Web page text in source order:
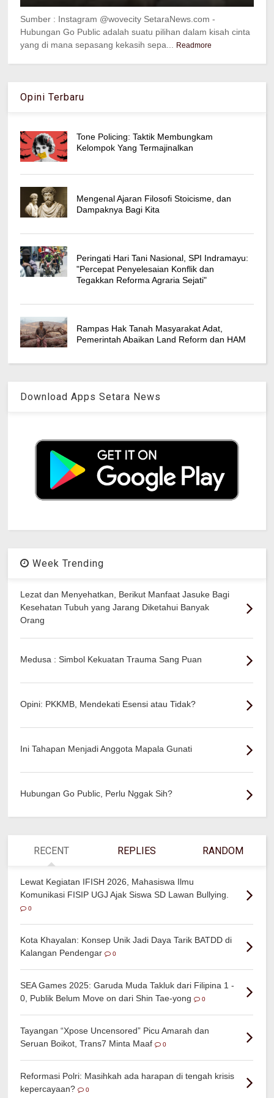
Sumber : Instagram @wovecity SetaraNews.com -
Hubungan Go Public adalah suatu pilihan dalam kisah cinta
yang di mana sepasang kekasih sepa...
Readmore
Opini Terbaru
Tone Policing: Taktik Membungkam
Kelompok Yang Termajinalkan
Mengenal Ajaran Filosofi Stoicisme, dan
Dampaknya Bagi Kita
Peringati Hari Tani Nasional, SPI Indramayu:
"Percepat Penyelesaian Konflik dan
Tegakkan Reforma Agraria Sejati"
Rampas Hak Tanah Masyarakat Adat,
Pemerintah Abaikan Land Reform dan HAM
Download Apps Setara News
Week Trending
Lezat dan Menyehatkan, Berikut Manfaat Jasuke Bagi
Kesehatan Tubuh yang Jarang Diketahui Banyak
Orang
Medusa : Simbol Kekuatan Trauma Sang Puan
Opini: PKKMB, Mendekati Esensi atau Tidak?
Ini Tahapan Menjadi Anggota Mapala Gunati
Hubungan Go Public, Perlu Nggak Sih?
RECENT REPLIES RANDOM
Lewat Kegiatan IFISH 2026, Mahasiswa Ilmu
Komunikasi FISIP UGJ Ajak Siswa SD Lawan Bullying.
0
Kota Khayalan: Konsep Unik Jadi Daya Tarik BATDD di
Kalangan Pendengar
0
SEA Games 2025: Garuda Muda Takluk dari Filipina 1 -
0, Publik Belum Move on dari Shin Tae-yong
0
Tayangan “Xpose Uncensored” Picu Amarah dan
Seruan Boikot, Trans7 Minta Maaf
0
Reformasi Polri: Masihkah ada harapan di tengah krisis
kepercayaan?
0